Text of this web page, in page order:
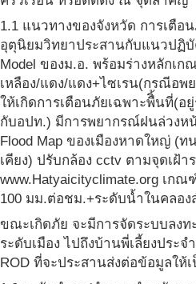
1.1 แนวทางของจังหวัด การเตือ
อุตุนิยมวิทยาประสานกับแนวปฏิ
Model ของม.อ. พร้อมร่างหลักเก
เหลือง/แดง/แดง+ไซเรน(กรณีอพ
ให้เกิดการเตือนภัยเฉพาะพืิ้นที่(อ
กับอปท.) มีการพยากรณ์ฝนล่วงห
Flood Map ของเมืองหาดใหญ่ (
เคียง) ปรับกล้อง cctv ตามจุดเฝ้
www.Hatyaicityclimate.org เ
100 มม.ต่อชม.+ระดับน้ำในคลอ
ขณะเกิดภัย จะมีการจัดระบบลง
ระดับเมือง ไปถึงบ้านพี่เลี้ยงประ
ROD ที่จะประสานส่งต่อข้อมูลให้